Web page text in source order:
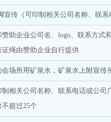
责任公司
联合会 中
限公司
公司
传（可印制相关公司名称、联系
助企业公司名、logo、联系方式
绳由赞助企业自行提供
场所用矿泉水，矿泉水上附宣传
相关公司名称、联系电话或公司
超过25个